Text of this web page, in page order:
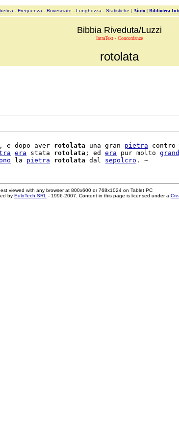
- Frequenza - Rovesciate - Lunghezza - Statistiche | Aiuto | Biblioteca
Bibbia Riveduta/Luzzi
IntraText - Concordanze
rotolata
, e dopo aver rotolata una gran pietra
era stata rotolata ; ed era pur molto
la pietra rotolata dal sepolcro
viewed with any browser at 800x600 or 768x1024 on Tablet PC
by EuloTech SRL - 1996-2007. Content in this page is licensed under a